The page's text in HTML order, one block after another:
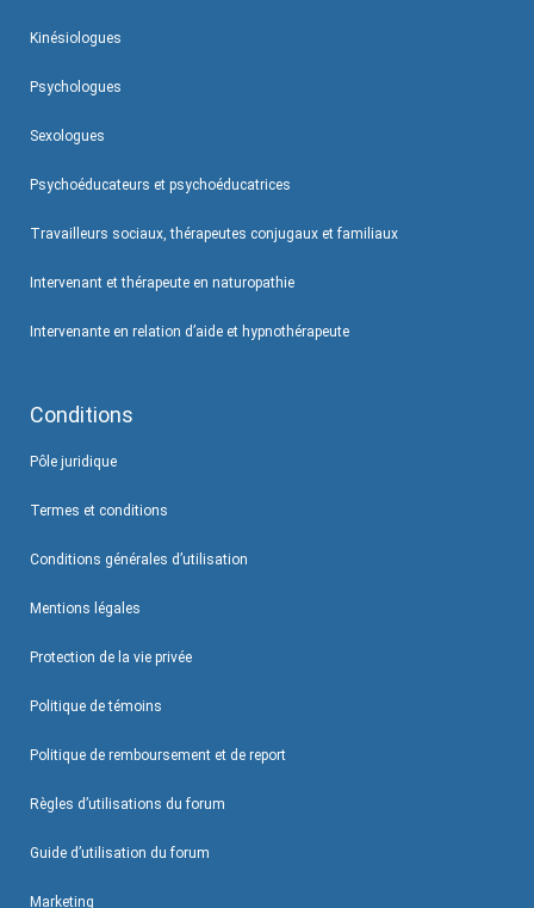
Kinésiologues
Psychologues
Sexologues
Psychoéducateurs et psychoéducatrices
Travailleurs sociaux, thérapeutes conjugaux et familiaux
Intervenant et thérapeute en naturopathie
Intervenante en relation d’aide et hypnothérapeute
Conditions
Pôle juridique
Termes et conditions
Conditions générales d’utilisation
Mentions légales
Protection de la vie privée
Politique de témoins
Politique de remboursement et de report
Règles d’utilisations du forum
Guide d’utilisation du forum
Marketing